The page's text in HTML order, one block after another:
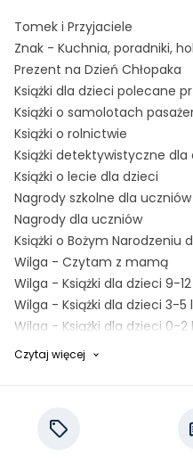
Tomek i Przyjaciele
Znak - Kuchnia, poradniki,
Prezent na Dzień Chłopaka
Książki dla dzieci polecane
Książki o samolotach
Książki o rolnictwie
Książki detektywistyczne dla
Książki o lecie dla dzieci
Nagrody szkolne dla
Nagrody dla uczniów
Książki o Bożym Narodzeniu
Wilga - Czytam z mamą
Wilga - Książki dla dzieci 9-
Wilga - Książki dla dzieci 3-5
Wilga - Książki dla dzieci 0-2
Wydawnictwo Nasza
Kolorowanki z pojazdami
Czytaj więcej